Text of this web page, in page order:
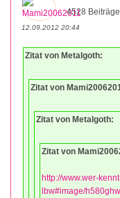
4528 Beiträge
12.09.2012 20:44
Zitat von Metalgoth:
Zitat von
Zitat von Metalgoth:
Zitat von
http://www.wer-
lbw#image/